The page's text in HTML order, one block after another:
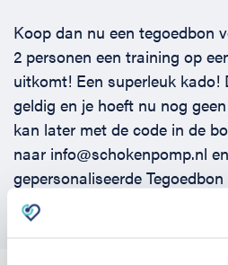
Retail
Horeca
Onderwijs
BHV voor (para-) medici
BHV voor retail en winkels
BHV voor de Horeca
BHV voor Primair Onderwijs
EHBO voor kantoren
EHBO voor (para-)medici
EHBO voor de Kraamzorg
EHBO voor Sportclubs
Reanimatie en AED voor
Reanimatie en AED voor
Over ons
Over Ons
Nieuws
Levensreddend handelen
Contact
Klantenservice
Zakelijk veelgestelde
Koop dan nu een tegoedbon
2 personen een training op
uitkomt! Een superleuk kado!
geldig en je hoeft nu nog
kan later met de code in de
naar info@schokenpomp.nl
gepersonaliseerde
jou!